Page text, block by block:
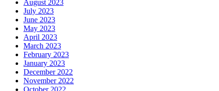
August 2023
July 2023
June 2023
May 2023
April 2023
March 2023
February 2023
January 2023
December 2022
November 2022
October 2022